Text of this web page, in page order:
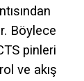
Böylece
pinleri
ve akış